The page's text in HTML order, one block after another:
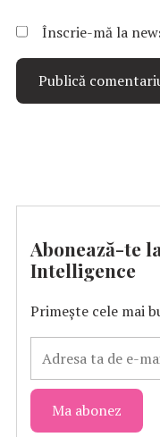
Înscrie-mă la
Abonează-te
Intelligence
Primește cele mai